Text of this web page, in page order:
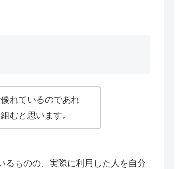
れているのであれ
むと思います。
るものの、実際に利用した人を自分